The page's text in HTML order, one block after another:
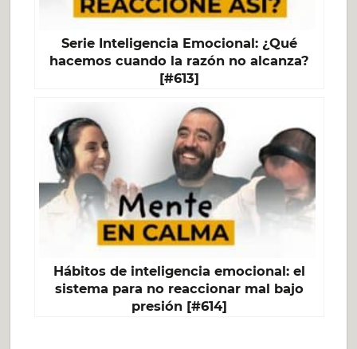
Serie Inteligencia Emocional: ¿Qué
hacemos cuando la razón no alcanza?
[#613]
Hábitos de inteligencia emocional: el
sistema para no reaccionar mal bajo
presión [#614]